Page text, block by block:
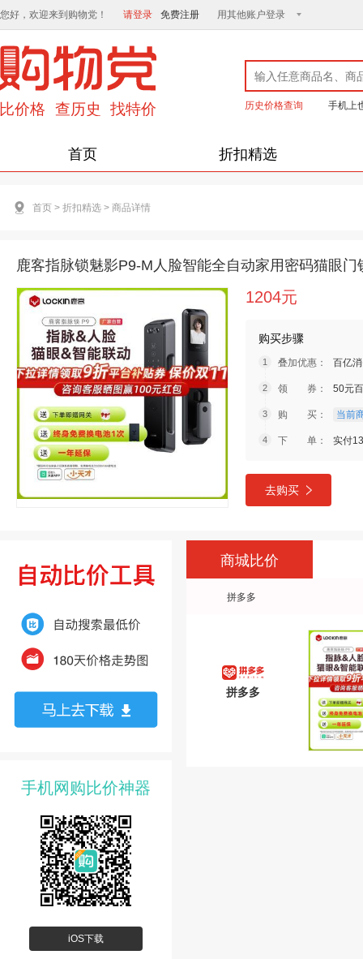
您好，欢迎来到购物党！ 请登录 免费注册 用其他账户登录
历史价格查询 手机上
首页 折扣精选
首页 > 折扣精选 > 商品详情
鹿客指脉锁魅影P9-M人脸智能全自动家用密码猫眼门
1204元
购买步骤
叠加优惠： 百亿
领 券： 50元
购 买： 当前
下 单： 实付
去购买
手机网购比价神器
iOS下载
商城比价
拼多多
拼多多